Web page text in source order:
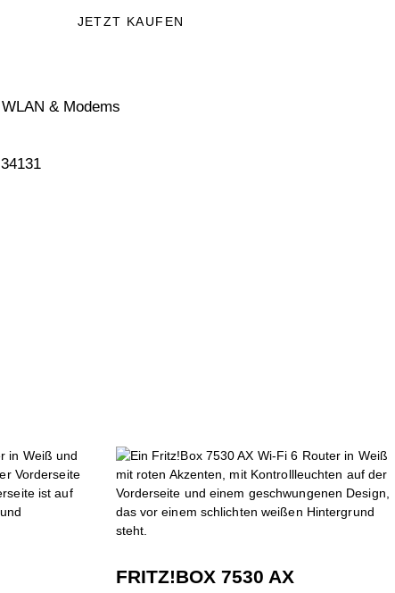
JETZT KAUFEN
WLAN & Modems
34131
FRITZ!BOX 7530 AX